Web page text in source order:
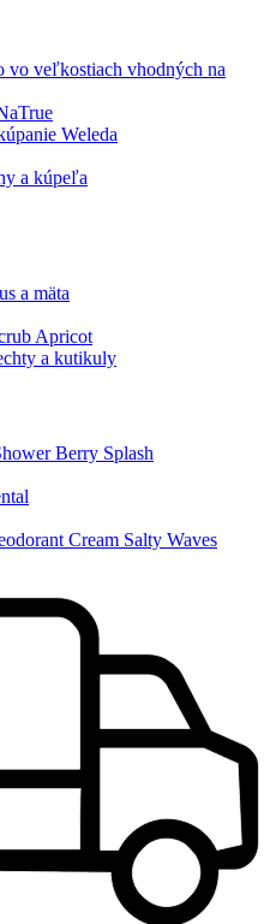
vo veľkostiach vhodných na
Weleda
a kúpeľa
a mäta
Apricot
a kutikuly
Berry Splash
Cream Salty Waves